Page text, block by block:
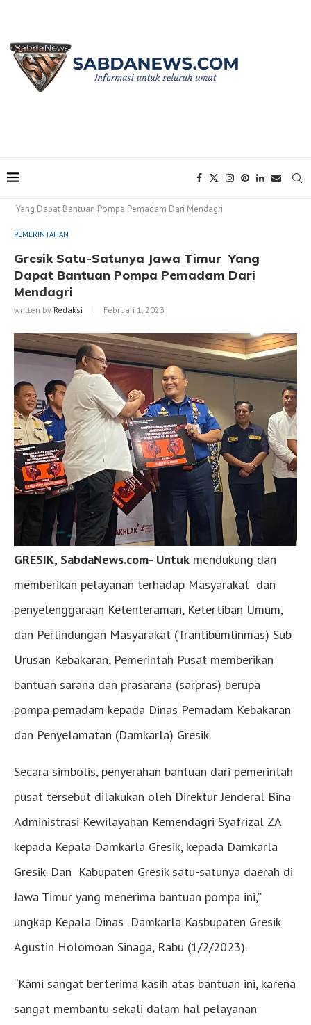
Yang Dapat Bantuan Pompa Pemadam Dari Mendagri
PEMERINTAHAN
Gresik Satu-Satunya Jawa Timur Yang
Dapat Bantuan Pompa Pemadam Dari
Mendagri
written by Redaksi Februari 1, 2023
GRESIK, SabdaNews.com- Untuk mendukung dan
memberikan pelayanan terhadap Masyarakat dan
penyelenggaraan Ketenteraman, Ketertiban Umum,
dan Perlindungan Masyarakat (Trantibumlinmas) Sub
Urusan Kebakaran, Pemerintah Pusat memberikan
bantuan sarana dan prasarana (sarpras) berupa
pompa pemadam kepada Dinas Pemadam Kebakaran
dan Penyelamatan (Damkarla) Gresik.
Secara simbolis, penyerahan bantuan dari pemerintah
pusat tersebut dilakukan oleh Direktur Jenderal Bina
Administrasi Kewilayahan Kemendagri Syafrizal ZA
kepada Kepala Damkarla Gresik, kepada Damkarla
Gresik. Dan Kabupaten Gresik satu-satunya daerah di
Jawa Timur yang menerima bantuan pompa ini,”
ungkap Kepala Dinas Damkarla Kasbupaten Gresik
Agustin Holomoan Sinaga, Rabu (1/2/2023).
“Kami sangat berterima kasih atas bantuan ini, karena
sangat membantu sekali dalam hal pelayanan